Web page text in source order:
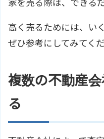
家を売る際は、できる
高く売るためには、い
ぜひ参考にしてみてくだ
複数の不動産
る